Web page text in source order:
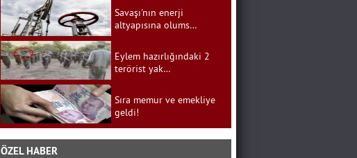
Savaşı'nın enerji
altyapısına olums…
Eylem hazırlığındaki 2
terörist yak…
Sıra memur ve emekliye
geldi!
ÖZEL HABER